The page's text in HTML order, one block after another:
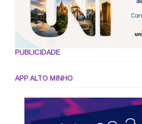
PUBLICIDADE
APP ALTO MINHO